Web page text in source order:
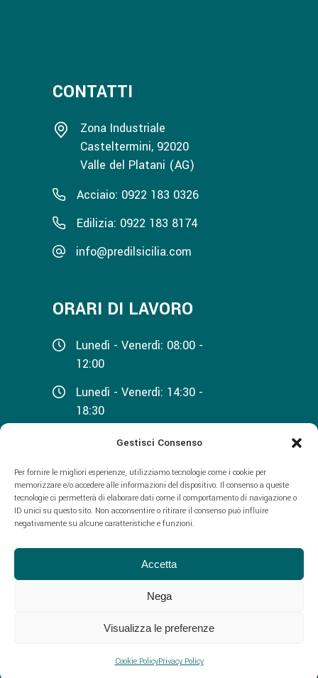
Gestisci Consenso
Per fornire le migliori esperienze, utilizziamo tecnologie come i cookie per
memorizzare e/o accedere alle informazioni del dispositivo. Il consenso a queste
tecnologie ci permetterà di elaborare dati come il comportamento di navigazione o
ID unici su questo sito. Non acconsentire o ritirare il consenso può influire
negativamente su alcune caratteristiche e funzioni.
Accetta
Nega
Visualizza le preferenze
Cookie PolicyPrivacy Policy
CONTATTI
Zona Industriale
Casteltermini, 92020
Valle del Platani (AG)
Acciaio: 0922 183 0326
Edilizia: 0922 183 8174
info@predilsicilia.com
ORARI DI LAVORO
Lunedì - Venerdì: 08:00 -
12:00
Lunedì - Venerdì: 14:30 -
18:30
Sabato: 08:00 - 12:00
Domenica: Chiuso
by